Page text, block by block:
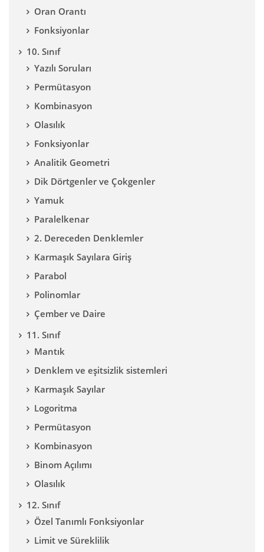
Oran Orantı
Fonksiyonlar
10. Sınıf
Yazılı Soruları
Permütasyon
Kombinasyon
Olasılık
Fonksiyonlar
Analitik Geometri
Dik Dörtgenler ve Çokgenler
Yamuk
Paralelkenar
2. Dereceden Denklemler
Karmaşık Sayılara Giriş
Parabol
Polinomlar
Çember ve Daire
11. Sınıf
Mantık
Denklem ve eşitsizlik sistemleri
Karmaşık Sayılar
Logoritma
Permütasyon
Kombinasyon
Binom Açılımı
Olasılık
12. Sınıf
Özel Tanımlı Fonksiyonlar
Limit ve Süreklilik